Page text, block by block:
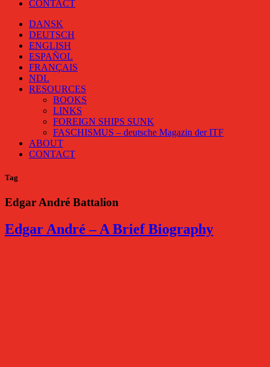
CONTACT
DANSK
DEUTSCH
ENGLISH
ESPAÑOL
FRANÇAIS
NDL
RESOURCES
BOOKS
LINKS
FOREIGN SHIPS SUNK
FASCHISMUS – deutsche Magazin der ITF
ABOUT
CONTACT
Tag
Edgar André Battalion
Edgar André – A Brief Biography